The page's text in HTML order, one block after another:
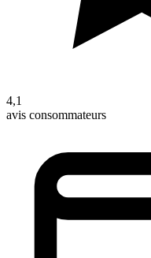
4,1
avis consommateurs